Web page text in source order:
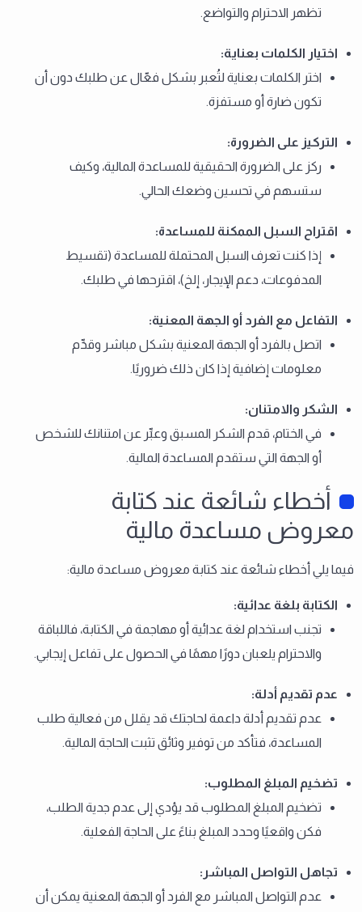
تظهر الاحترام والتواضع.
اختيار الكلمات بعناية:
اختر الكلمات بعناية لتُعبر بشكل فعّال عن طلبك دون أن
تكون ضارة أو مستفزة.
التركيز على الضرورة:
ركز على الضرورة الحقيقية للمساعدة المالية، وكيف
ستسهم في تحسين وضعك الحالي.
اقتراح السبل الممكنة للمساعدة:
إذا كنت تعرف السبل المحتملة للمساعدة (تقسيط
المدفوعات، دعم الإيجار، إلخ)، اقترحها في طلبك.
التفاعل مع الفرد أو الجهة المعنية:
اتصل بالفرد أو الجهة المعنية بشكل مباشر وقدِّم
معلومات إضافية إذا كان ذلك ضروريًا.
الشكر والامتنان:
في الختام، قدم الشكر المسبق وعبِّر عن امتنانك للشخص
أو الجهة التي ستقدم المساعدة المالية.
أخطاء شائعة عند كتابة
معروض مساعدة مالية
فيما يلي أخطاء شائعة عند كتابة معروض مساعدة مالية:
الكتابة بلغة عدائية:
تجنب استخدام لغة عدائية أو مهاجمة في الكتابة، فاللباقة
والاحترام يلعبان دورًا مهمًا في الحصول على تفاعل إيجابي.
عدم تقديم أدلة:
عدم تقديم أدلة داعمة لحاجتك قد يقلل من فعالية طلب
المساعدة، فتأكد من توفير وثائق تثبت الحاجة المالية.
تضخيم المبلغ المطلوب:
تضخيم المبلغ المطلوب قد يؤدي إلى عدم جدية الطلب،
فكن واقعيًا وحدد المبلغ بناءً على الحاجة الفعلية.
تجاهل التواصل المباشر :
عدم التواصل المباشر مع الفرد أو الجهة المعنية يمكن أن